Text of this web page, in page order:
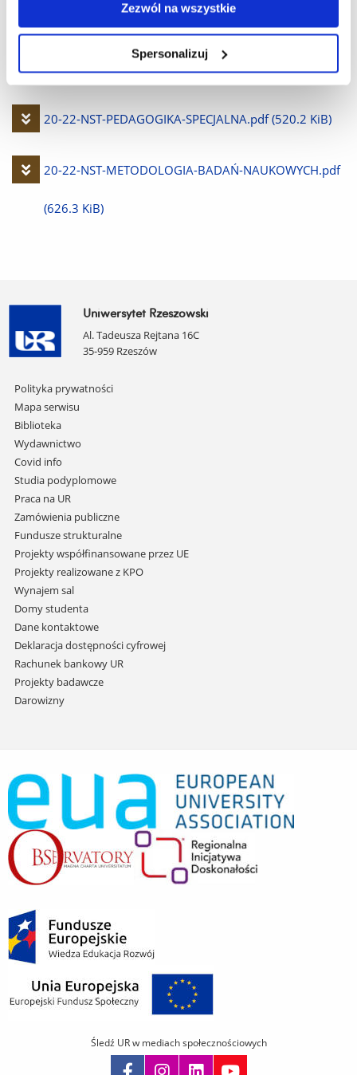
Zezwól na wszystkie
Spersonalizuj
(604.2 KiB)
Pobierz
20-22-NST-PLYWANIE-TERAPEUTYCZNE.pdf (749.7 KiB)
Pobierz
20-22-NST-PEDAGOGIKA-SPECJALNA.pdf (520.2 KiB)
Pobierz
plik
20-22-NST-METODOLOGIA-BADAŃ-NAUKOWYCH.pdf
(626.3 KiB)
Uniwersytet Rzeszowski
Al. Tadeusza Rejtana 16C
35-959 Rzeszów
Pomiń
nawigację
i
przejdź
do
treści
Polityka prywatności
Mapa serwisu
Biblioteka
Wydawnictwo
Covid info
Studia podyplomowe
Praca na UR
Zamówienia publiczne
Fundusze strukturalne
Projekty współfinansowane przez UE
Projekty realizowane z KPO
Wynajem sal
Domy studenta
Dane kontaktowe
Deklaracja dostępności cyfrowej
Rachunek bankowy UR
Projekty badawcze
Darowizny
Śledź UR w mediach społecznościowych